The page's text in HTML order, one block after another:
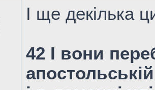
І ще декілька
42 І вони